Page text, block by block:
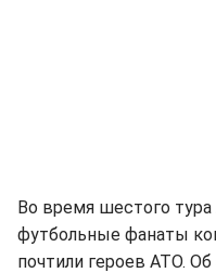
Во время шестого
футбольные фанаты
почтили героев АТО.